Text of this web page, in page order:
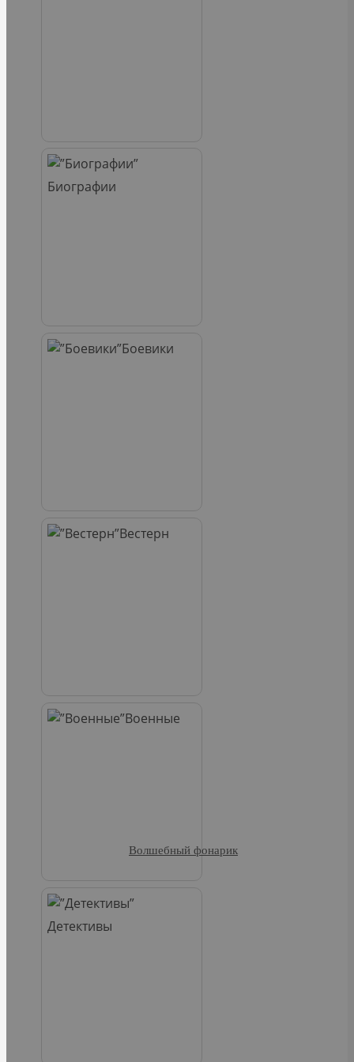
Биографии
Боевики
Вестерн
Военные
Детективы
Волшебный фонарик